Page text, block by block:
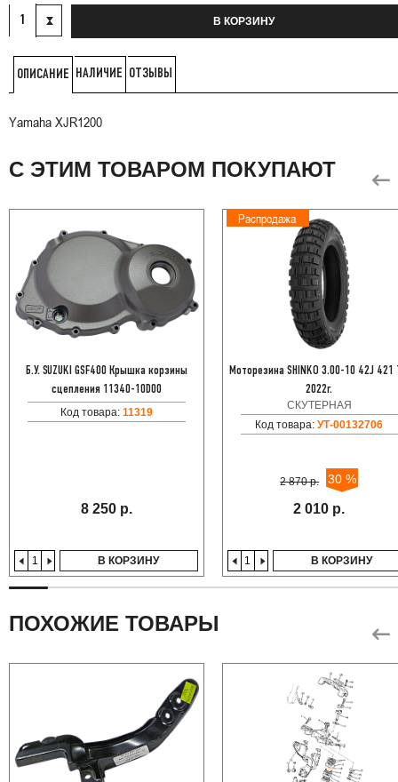
В КОРЗИНУ
ОПИСАНИЕ НАЛИЧИЕ ОТЗЫВЫ
Yamaha XJR1200
С ЭТИМ ТОВАРОМ ПОКУПАЮТ
Б.У. SUZUKI GSF400 Крышка корзины
сцепления 11340-10D00
Код товара: 11319
8 250 р.
В КОРЗИНУ
Распродажа
Моторезина SHINKO 3.00-10 42J 421
2022г.
СКУТЕРНАЯ
Код товара:УТ-00132706
2 870 р. 30 %
2 010 р.
В КОРЗИНУ
ПОХОЖИЕ ТОВАРЫ